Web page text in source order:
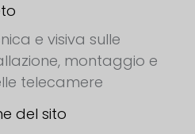
e visiva sulle
montaggio e
telecamere
del sito